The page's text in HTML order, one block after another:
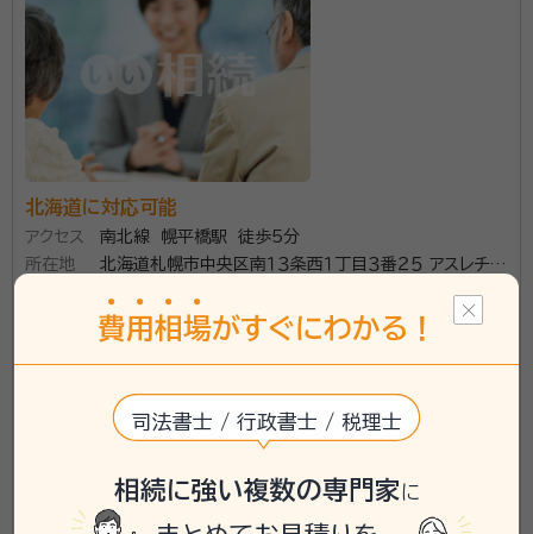
M&Aコンサル会社を経て独立
ご相談者様のお気持ちに沿ってご相談に対応したい。そ
の想いからジェントルマンをイメージした所名で開業さ
せていただいております。
北海道に対応可能
アクセス
南北線 幌平橋駅 徒歩5分
所在地
北海道札幌市中央区南１３条西１丁目３番２５ アスレチッ
\「いい相続」にてご相談を承ります/
費用 相場がすぐにわかる！
司法書士 / 行政書士 / 税理士
相続に強い複数の専門家に